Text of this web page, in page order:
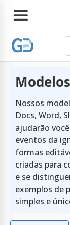
Nossos
Docs, Word,
ajudarão
eventos da
formas
criadas para
e se
exemplos de
simples e